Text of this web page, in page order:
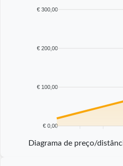
€ 300,00
€ 200,00
€ 100,00
€ 0,00
Diagrama de preço/